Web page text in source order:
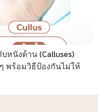
หนังด้าน (Calluses)
พร้อมวิธีป้องกันไม่ให้